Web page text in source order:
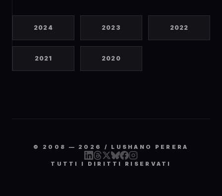
2024 2023 2022
2021 2020
© 2008 — 2026 / LUSHANO PERERA
TUTTI I DIRITTI RISERVATI